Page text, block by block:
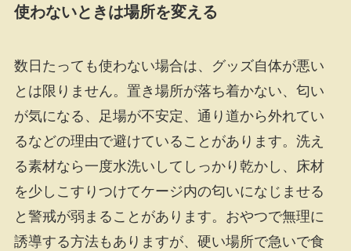
使わないときは場所を変える
数日たっても使わない場合は、グッズ自体が悪い
とは限りません。置き場所が落ち着かない、匂い
が気になる、足場が不安定、通り道から外れてい
るなどの理由で避けていることがあります。洗え
る素材なら一度水洗いしてしっかり乾かし、床材
を少しこすりつけてケージ内の匂いになじませる
と警戒が弱まることがあります。おやつで無理に
誘導する方法もありますが、硬い場所で急いで食